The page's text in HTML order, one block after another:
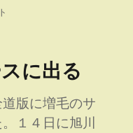
に出る
版に増毛のサ
１４日に旭川